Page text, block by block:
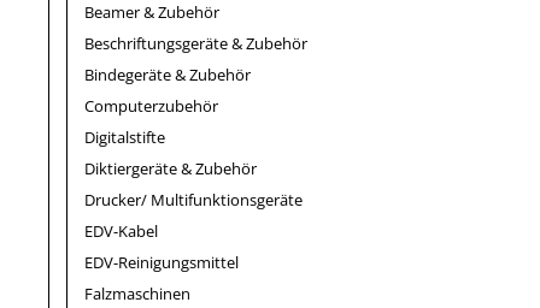
Beamer & Zubehör
Beschriftungsgeräte & Zubehör
Bindegeräte & Zubehör
Computerzubehör
Digitalstifte
Diktiergeräte & Zubehör
Drucker/ Multifunktionsgeräte
EDV-Kabel
EDV-Reinigungsmittel
Falzmaschinen